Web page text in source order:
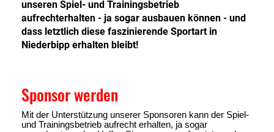
unseren Spiel- und Trainingsbetrieb
aufrechterhalten - ja sogar ausbauen können - und
dass letztlich diese faszinierende Sportart in
Niederbipp erhalten bleibt!
Sponsor werden
Mit der Unterstützung unserer Sponsoren kann der Spiel-
und Trainingsbetrieb aufrecht erhalten, ja sogar